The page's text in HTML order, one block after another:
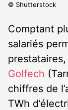
© Shutterstock
Comptant
salariés
prestataires,
Golfech
chiffres de
TWh